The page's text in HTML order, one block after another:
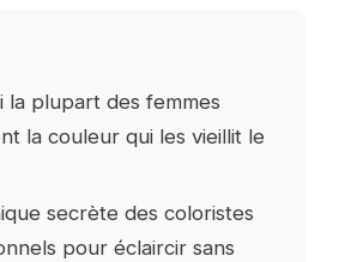
la plupart des femmes
la couleur qui les vieillit le
secrète des coloristes
pour éclaircir sans